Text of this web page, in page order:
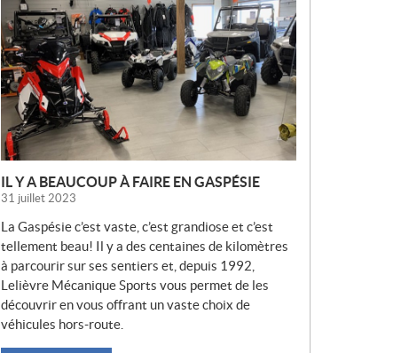
U
V
E
L
L
E
S
IL Y A BEAUCOUP À FAIRE EN GASPÉSIE
31 juillet 2023
La Gaspésie c’est vaste, c’est grandiose et c’est
tellement beau! Il y a des centaines de kilomètres
à parcourir sur ses sentiers et, depuis 1992,
Lelièvre Mécanique Sports vous permet de les
découvrir en vous offrant un vaste choix de
véhicules hors-route.